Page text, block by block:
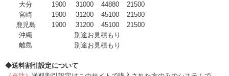
大分
1900 31000 44880
21500
宮崎
1900 31200 45100
21500
鹿児島
1900 31200 45100
21500
沖縄
別途お見積もり
離島
別途お見積もり
◆送料割引設定について